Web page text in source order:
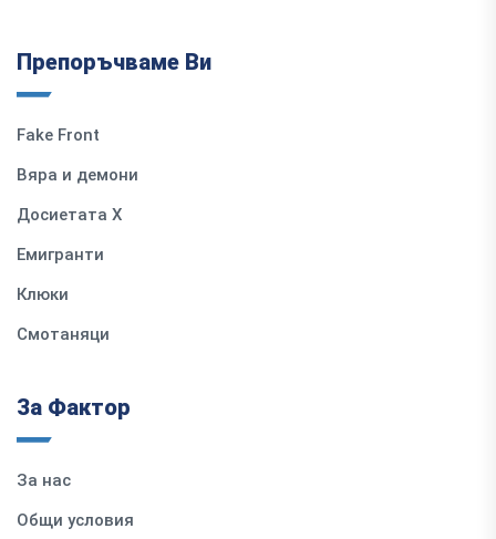
Препоръчваме Ви
Fake Front
Вяра и демони
Досиетата Х
Емигранти
Клюки
Смотаняци
За Фактор
За нас
Общи условия